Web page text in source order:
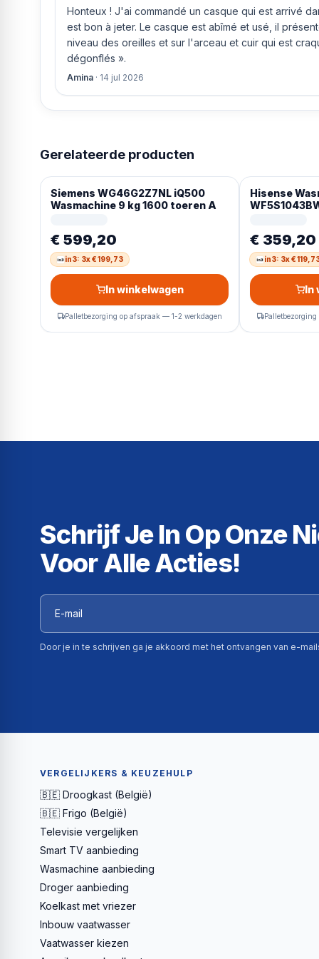
Honteux ! J'ai commandé un casque qui est arrivé
est bon à jeter. Le casque est abîmé et usé, il
niveau des oreilles et sur l'arceau et cuir qui est
dégonflés ».
Amina · 14 jul 2026
Gerelateerde producten
Siemens WG46G2Z7NL iQ500
Wasmachine 9 kg 1600 toeren A
€ 599,20
in3: 3x € 199,73
In winkelwagen
Palletbezorging op afspraak — 1-2 werkdagen
Hisense
wassen 15 °C
€ 359,20
in3: 3x €
In
Schrijf Je In Op Onze
Voor Alle Acties!
Door je in te schrijven ga je akkoord met het ontvangen van e-
VERGELIJKERS & KEUZEHULP
🇧🇪 Droogkast (België)
🇧🇪 Frigo (België)
Televisie vergelijken
Smart TV aanbieding
Wasmachine aanbieding
Droger aanbieding
Koelkast met vriezer
Inbouw vaatwasser
Vaatwasser kiezen